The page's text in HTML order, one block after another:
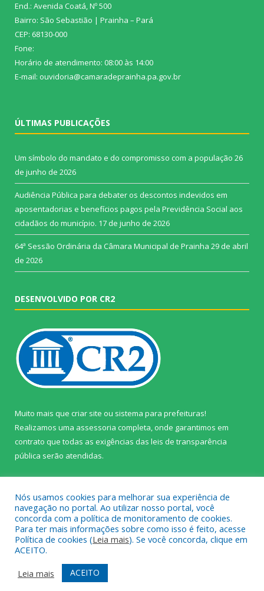
End.: Avenida Coatá, Nº 500
Bairro: São Sebastião | Prainha – Pará
CEP: 68130-000
Fone:
Horário de atendimento: 08:00 às 14:00
E-mail: ouvidoria@camaradeprainha.pa.gov.br
ÚLTIMAS PUBLICAÇÕES
Um símbolo do mandato e do compromisso com a população 26
de junho de 2026
Audiência Pública para debater os descontos indevidos em
aposentadorias e benefícios pagos pela Previdência Social aos
cidadãos do município. 17 de junho de 2026
64ª Sessão Ordinária da Câmara Municipal de Prainha 29 de abril
de 2026
DESENVOLVIDO POR CR2
Muito mais que criar site ou sistema para prefeituras!
Realizamos uma assessoria completa, onde garantimos em
contrato que todas as exigências das leis de transparência
pública serão atendidas.
Todos os direitos reservados a Câmara Municipal de Prainha.
Mapa do Site
Acessar Área Administrativa
Acessar Webmail
Nós usamos cookies para melhorar sua experiência de
navegação no portal. Ao utilizar nosso portal, você
concorda com a política de monitoramento de cookies.
Para ter mais informações sobre como isso é feito, acesse
Política de cookies (Leia mais). Se você concorda, clique em
ACEITO.
Leia mais
ACEITO